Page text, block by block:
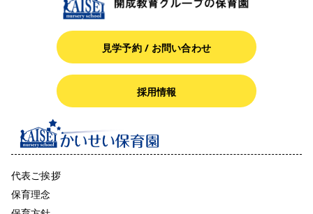
見学予約 / お問い合わせ
採用情報
代表ご挨拶
保育理念